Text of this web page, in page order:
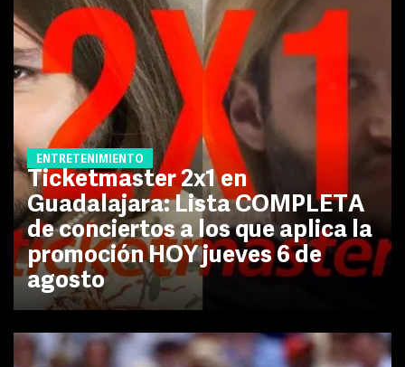
ENTRETENIMIENTO
Ticketmaster 2x1 en
Guadalajara: Lista COMPLETA
de conciertos a los que aplica la
promoción HOY jueves 6 de
agosto